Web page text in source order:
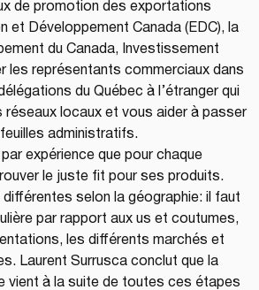
de promotion des exportations
et Développement Canada (EDC), la
du Canada, Investissement
les représentants commerciaux dans
du Québec à l’étranger qui
réseaux locaux et vous aider à passer
administratifs.
par expérience que pour chaque
le juste fit pour ses produits.
selon la géographie: il faut
par rapport aux us et coutumes,
les différents marchés et
Laurent Surrusca conclut que la
vient à la suite de toutes ces étapes